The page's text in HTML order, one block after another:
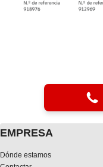
EMPRESA
Dónde estamos